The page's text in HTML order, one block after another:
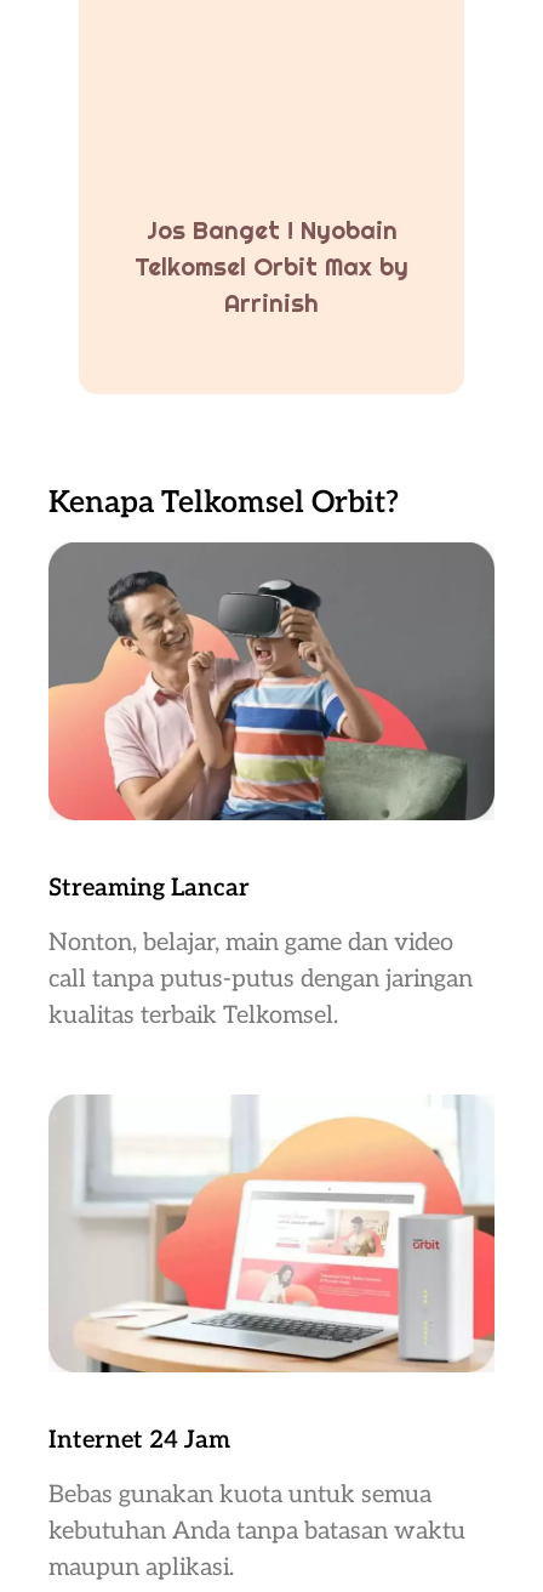
Jos Banget ! Nyobain
Telkomsel Orbit Max by
Arrinish
Kenapa Telkomsel Orbit?
Streaming Lancar
Nonton, belajar, main game dan video
call tanpa putus-putus dengan jaringan
kualitas terbaik Telkomsel.
Internet 24 Jam
Bebas gunakan kuota untuk semua
kebutuhan Anda tanpa batasan waktu
maupun aplikasi.